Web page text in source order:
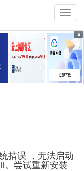
×
措误 ，无法启动
。尝试重新安装